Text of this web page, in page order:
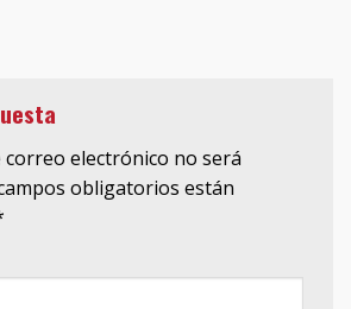
correo electrónico no será
obligatorios están